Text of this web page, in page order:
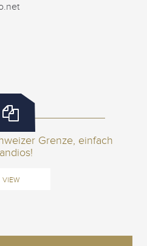
Grenze, einfach
VIEW